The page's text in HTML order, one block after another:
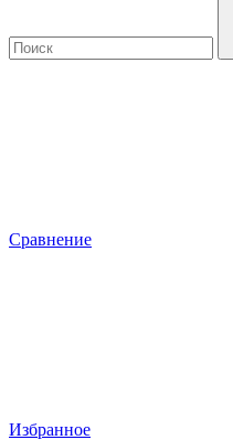
Сравнение
Избранное